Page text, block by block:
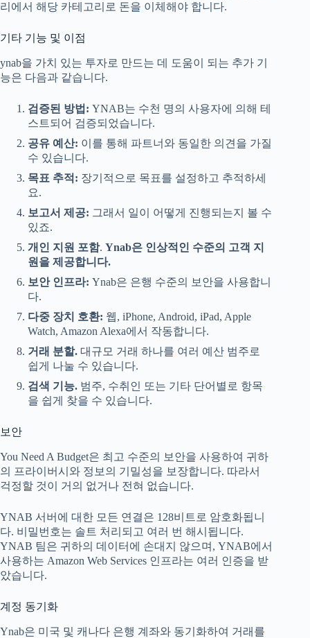
리에서 해당 카테고리로 돈을 이체해야 합니다.
기타 기능 및 이점
ynab을 가치 있는 투자로 만드는 데 도움이 되는 추가 기
능은 다음과 같습니다.
검증된 방법: YNAB는 수천 명의 사용자에 의해 테
스트되어 검증되었습니다.
공유 예산: 이를 통해 파트너와 동일한 의견을 가질
수 있습니다.
목표 추적: 장기적으로 목표를 설정하고 추적하세
요.
보고서 제공: 그래서 일이 어떻게 진행되는지 볼 수
있죠.
개인 지원 포함. Ynab은 인상적인 수준의 고객 지
원을 제공합니다.
보안 인프라: Ynab은 은행 수준의 보안을 사용합니
다.
다중 장치 호환: 웹, iPhone, Android, iPad, Apple
Watch, Amazon Alexa에서 작동합니다.
거래 분할. 대규모 거래 하나를 여러 예산 범주로
쉽게 나눌 수 있습니다.
검색 기능. 범주, 수취인 또는 기타 단어별로 항목
을 쉽게 찾을 수 있습니다.
보안
You Need A Budget은 최고 수준의 보안을 사용하여 귀하
의 프라이버시와 정보의 기밀성을 보장합니다. 따라서
걱정할 것이 거의 없거나 전혀 없습니다.
YNAB 서버에 대한 모든 연결은 128비트로 암호화됩니
다. 비밀번호는 솔트 처리되고 여러 번 해시됩니다.
YNAB 팀은 귀하의 데이터에 손대지 않으며, YNAB에서
사용하는 Amazon Web Services 인프라는 여러 인증을 받
았습니다.
계정 동기화
Ynab은 미국 및 캐나다 은행 계좌와 동기화하여 거래를